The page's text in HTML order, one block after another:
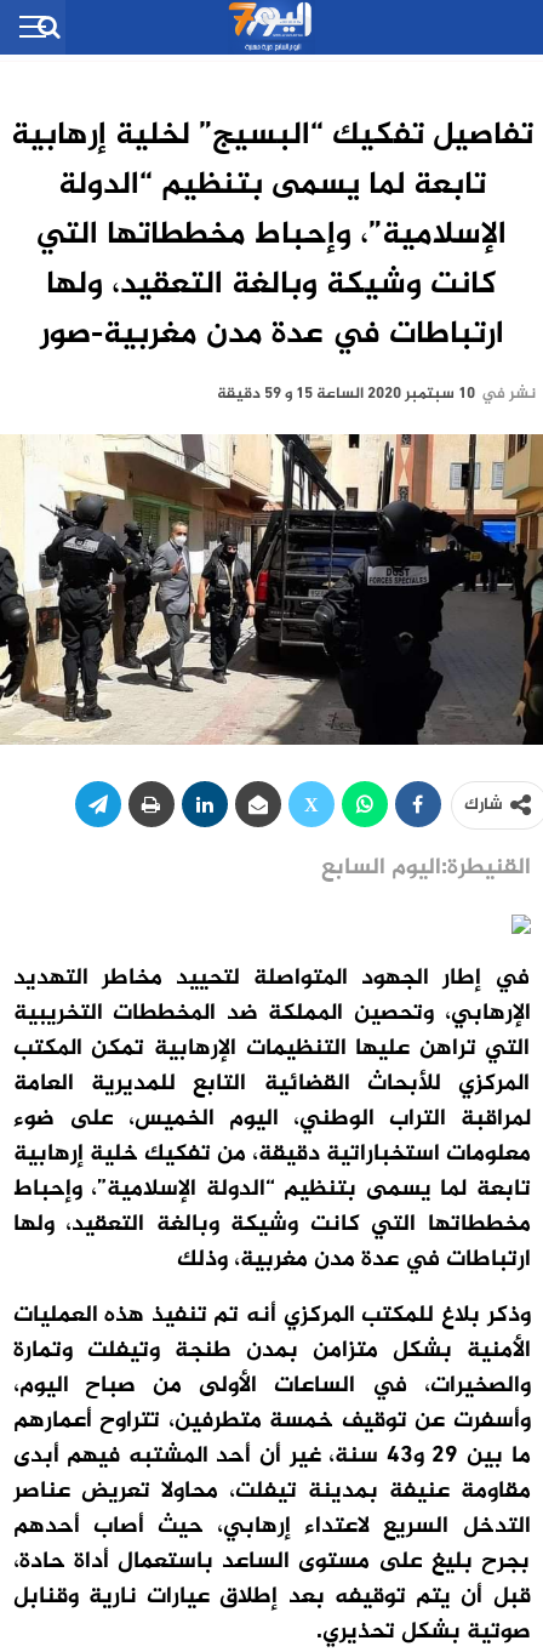
تفاصيل تفكيك “البسيج” لخلية إرهابية
تابعة لما يسمى بتنظيم “الدولة
الإسلامية”، وإحباط مخططاتها التي
كانت وشيكة وبالغة التعقيد، ولها
ارتباطات في عدة مدن مغربية-صور
نشر في 10 سبتمبر 2020 الساعة 15 و 59 دقيقة
شارك
القنيطرة:اليوم السابع
في إطار الجهود المتواصلة لتحييد مخاطر التهديد
الإرهابي، وتحصين المملكة ضد المخططات التخريبية
التي تراهن عليها التنظيمات الإرهابية تمكن المكتب
المركزي للأبحاث القضائية التابع للمديرية العامة
لمراقبة التراب الوطني، اليوم الخميس، على ضوء
معلومات استخباراتية دقيقة، من تفكيك خلية إرهابية
تابعة لما يسمى بتنظيم “الدولة الإسلامية”، وإحباط
مخططاتها التي كانت وشيكة وبالغة التعقيد، ولها
ارتباطات في عدة مدن مغربية، وذلك
وذكر بلاغ للمكتب المركزي أنه تم تنفيذ هذه العمليات
الأمنية بشكل متزامن بمدن طنجة وتيفلت وتمارة
والصخيرات، في الساعات الأولى من صباح اليوم،
وأسفرت عن توقيف خمسة متطرفين، تتراوح أعمارهم
ما بين 29 و43 سنة، غير أن أحد المشتبه فيهم أبدى
مقاومة عنيفة بمدينة تيفلت، محاولا تعريض عناصر
التدخل السريع لاعتداء إرهابي، حيث أصاب أحدهم
بجرح بليغ على مستوى الساعد باستعمال أداة حادة،
قبل أن يتم توقيفه بعد إطلاق عيارات نارية وقنابل
صوتية بشكل تحذيري.